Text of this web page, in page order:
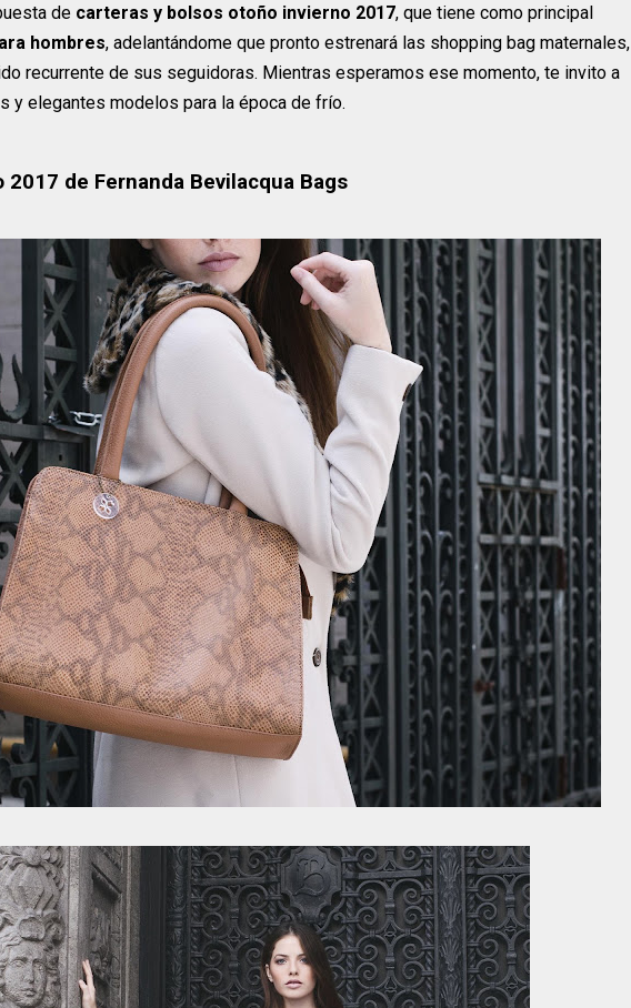
de carteras y bolsos otoño invierno 2017, que tiene como principal
hombres, adelantándome que pronto estrenará las shopping bag maternales,
recurrente de sus seguidoras. Mientras esperamos ese momento, te invito a
y elegantes modelos para la época de frío.
de Fernanda Bevilacqua Bags